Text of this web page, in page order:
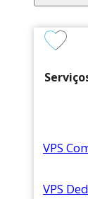
VPS
VPS